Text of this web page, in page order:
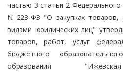
частью 3 статьи 2
N 223-ФЗ "О закупках товаров,
видами юридических лиц"
товаров, работ, услуг
бюджетного
образования